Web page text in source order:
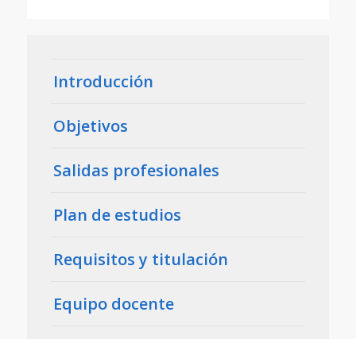
Introducción
Objetivos
Salidas profesionales
Plan de estudios
Requisitos y titulación
Equipo docente